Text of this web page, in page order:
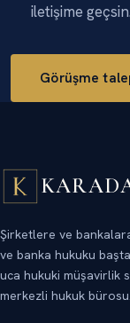
iletişime
Görüşme
Şirketlere ve
ve banka hukuku
uca hukuki müşavirlik
merkezli hukuk bürosu.